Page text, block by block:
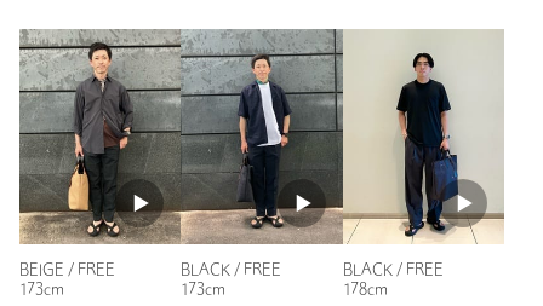
ニックネーム： poppo
投稿日： 2026年6月2日
購入カラー：BEIGE
夏らしくて爽やかないい感じです。
この夏ヘビロテ確定です。
性別：男性
年代：50代前半
身長：
BEIGE / FREE
173cm
BLACK / FREE
173cm
BLACK / FREE
178cm